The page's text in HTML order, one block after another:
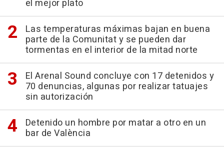
el mejor plato
Las temperaturas máximas bajan en buena
parte de la Comunitat y se pueden dar
tormentas en el interior de la mitad norte
El Arenal Sound concluye con 17 detenidos y
70 denuncias, algunas por realizar tatuajes
sin autorización
Detenido un hombre por matar a otro en un
bar de València